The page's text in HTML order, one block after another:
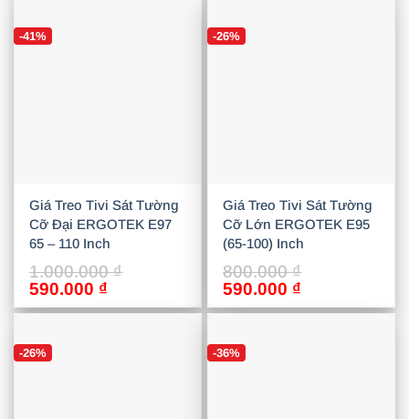
150.000 ₫.
350.000 ₫.
-41%
Giá Treo Tivi Sát Tường
Cỡ Đại ERGOTEK E97
65 – 110 Inch
1.000.000₫
Giá
gốc
1.000.000 ₫.
590.000 ₫
hiện
-26%
Giá Treo Tivi Sát Tường
Cỡ Lớn ERGOTEK E95
(65-100) Inch
800.000₫
Giá
gốc
800.000 ₫.
590.000 ₫
hiện
-26% -36%